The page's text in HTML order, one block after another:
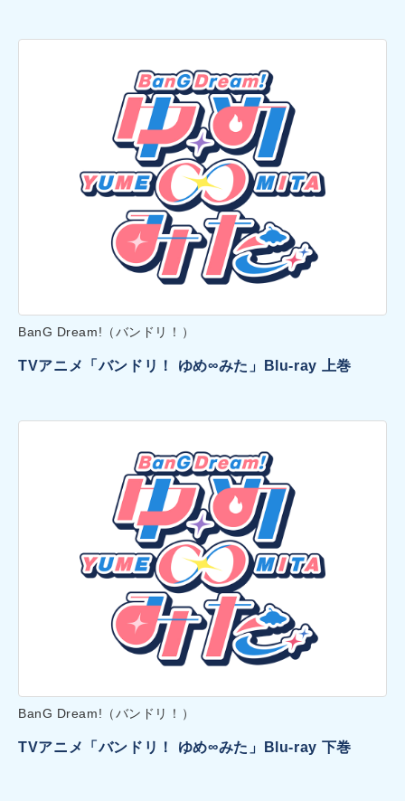
BanG Dream!（バンドリ！）
TVアニメ「バンドリ！ ゆめ∞みた」Blu-ray 上巻
BanG Dream!（バンドリ！）
TVアニメ「バンドリ！ ゆめ∞みた」Blu-ray 下巻